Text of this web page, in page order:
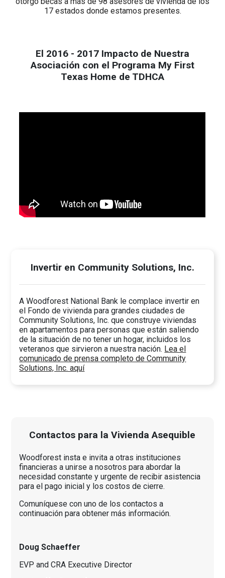
17 estados donde estamos presentes.
El 2016 - 2017 Impacto de Nuestra
Asociación con el Programa My First
Texas Home de TDHCA
Invertir en Community Solutions, Inc.
A Woodforest National Bank le complace invertir en
el Fondo de vivienda para grandes ciudades de
Community Solutions, Inc. que construye viviendas
en apartamentos para personas que están saliendo
de la situación de no tener un hogar, incluidos los
veteranos que sirvieron a nuestra nación. Lea el
comunicado de prensa completo de Community
Solutions, Inc. aquí
Contactos para la Vivienda Asequible
Woodforest insta e invita a otras instituciones
financieras a unirse a nosotros para abordar la
necesidad constante y urgente de recibir asistencia
para el pago inicial y los costos de cierre.
Comuníquese con uno de los contactos a
continuación para obtener más información.
Doug Schaeffer
EVP and CRA Executive Director